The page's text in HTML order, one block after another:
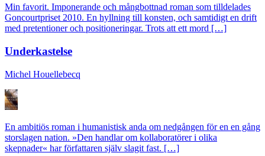
Min favorit. Imponerande och mångbottnad roman som tilldelades
Goncourtpriset 2010. En hyllning till konsten, och samtidigt en drift
med pretentioner och positioneringar. Trots att ett mord […]
Underkastelse
Michel Houellebecq
En ambitiös roman i humanistisk anda om nedgången för en en gång
storslagen nation. »Den handlar om kollaboratörer i olika
skepnader« har författaren själv slagit fast. […]